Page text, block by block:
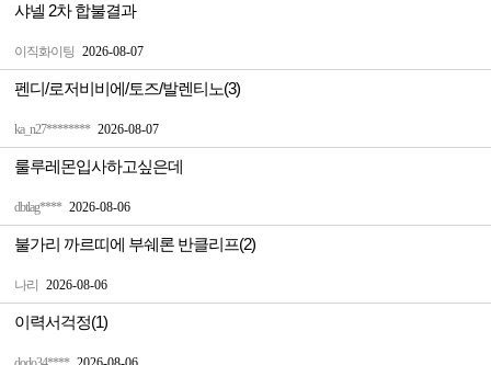
이직화이팅 2026-08-07
샤넬 2차 합불결과
ka_n27******** 2026-08-07
펜디/로저비비에/토즈/발렌티노(3)
dbtlag**** 2026-08-06
룰루레몬입사하고싶은데
나리 2026-08-06
불가리 까르띠에 부쉐론 반클리프(2)
이력서걱정(1)